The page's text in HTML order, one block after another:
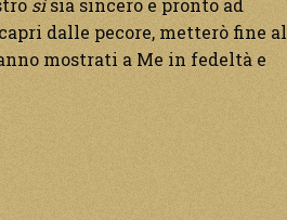
sìsia sincero e pronto ad
dalle pecore, metterò fine al
mostrati a Me in fedeltà e